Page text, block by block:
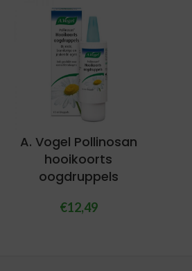
A. Vogel Pollinosan
hooikoorts
oogdruppels
€12,49